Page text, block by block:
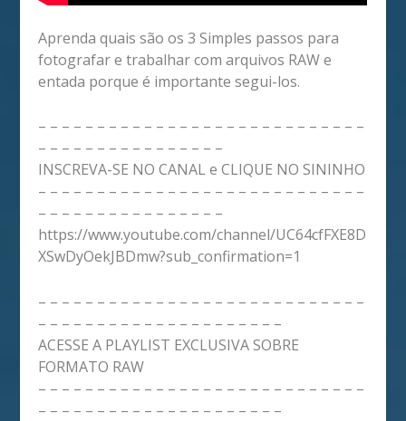
Aprenda quais são os 3 Simples passos para
fotografar e trabalhar com arquivos RAW e
entada porque é importante segui-los.
– – – – – – – – – – – – – – – – – – – – – – – – – – – –
– – – – – – – – – – – – – – – –
INSCREVA-SE NO CANAL e CLIQUE NO SININHO
– – – – – – – – – – – – – – – – – – – – – – – – – – – –
– – – – – – – – – – – – – – – –
https://www.youtube.com/channel/UC64cfFXE8D
XSwDyOekJBDmw?sub_confirmation=1
– – – – – – – – – – – – – – – – – – – – – – – – – – – –
– – – – – – – – – – – – – – – – – – – – –
ACESSE A PLAYLIST EXCLUSIVA SOBRE
FORMATO RAW
– – – – – – – – – – – – – – – – – – – – – – – – – – – –
– – – – – – – – – – – – – – – – – – – – –